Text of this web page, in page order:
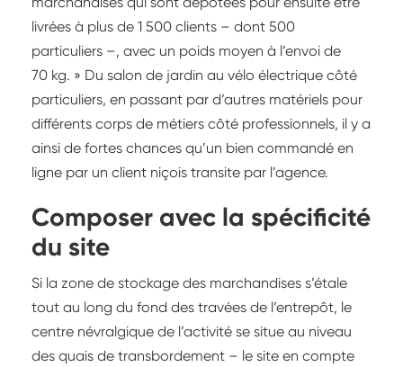
livrées à plus de 1 500 clients – dont 500
particuliers –, avec un poids moyen à l’envoi de
70 kg. » Du salon de jardin au vélo électrique côté
particuliers, en passant par d’autres matériels pour
différents corps de métiers côté professionnels, il y a
ainsi de fortes chances qu’un bien commandé en
ligne par un client niçois transite par l’agence.
Composer avec la spécificité
du site
Si la zone de stockage des marchandises s’étale
tout au long du fond des travées de l’entrepôt, le
centre névralgique de l’activité se situe au niveau
des quais de transbordement – le site en compte